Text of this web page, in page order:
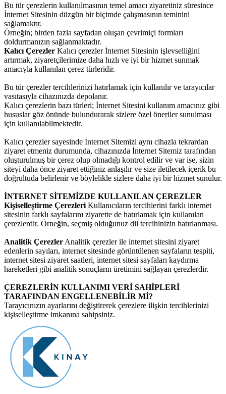
Bu tür çerezlerin kullanılmasının temel amacı ziyaretiniz süresince
İnternet Sitesinin düzgün bir biçimde çalışmasının teminini
sağlamaktır.
Örneğin; birden fazla sayfadan oluşan çevrimiçi formları
doldurmanızın sağlanmaktadır.
Kalıcı Çerezler Kalıcı çerezler İnternet Sitesinin işlevselliğini
artırmak, ziyaretçilerimize daha hızlı ve iyi bir hizmet sunmak
amacıyla kullanılan çerez türleridir.
Bu tür çerezler tercihlerinizi hatırlamak için kullanılır ve tarayıcılar
vasıtasıyla cihazınızda depolanır.
Kalıcı çerezlerin bazı türleri; İnternet Sitesini kullanım amacınız gibi
hususlar göz önünde bulundurarak sizlere özel öneriler sunulması
için kullanılabilmektedir.
Kalıcı çerezler sayesinde İnternet Sitemizi aynı cihazla tekrardan
ziyaret etmeniz durumunda, cihazınızda İnternet Sitemiz tarafından
oluşturulmuş bir çerez olup olmadığı kontrol edilir ve var ise, sizin
siteyi daha önce ziyaret ettiğiniz anlaşılır ve size iletilecek içerik bu
doğrultuda belirlenir ve böylelikle sizlere daha iyi bir hizmet sunulur.
İNTERNET SİTEMİZDE KULLANILAN ÇEREZLER
Kişiselleştirme Çerezleri Kullanıcıların tercihlerini farklı internet
sitesinin farklı sayfalarını ziyarette de hatırlamak için kullanılan
çerezlerdir. Örneğin, seçmiş olduğunuz dil tercihinizin hatırlanması.
Analitik Çerezler Analitik çerezler ile internet sitesini ziyaret
edenlerin sayıları, internet sitesinde görüntülenen sayfaların tespiti,
internet sitesi ziyaret saatleri, internet sitesi sayfaları kaydırma
hareketleri gibi analitik sonuçların üretimini sağlayan çerezlerdir.
ÇEREZLERİN KULLANIMI VERİ SAHİPLERİ
TARAFINDAN ENGELLENEBİLİR Mİ?
Tarayıcınızın ayarlarını değiştirerek çerezlere ilişkin tercihlerinizi
kişiselleştirme imkanına sahipsiniz.